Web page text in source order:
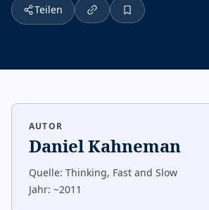
Teilen
AUTOR
Daniel Kahneman
Quelle: Thinking, Fast and Slow
Jahr: ~2011